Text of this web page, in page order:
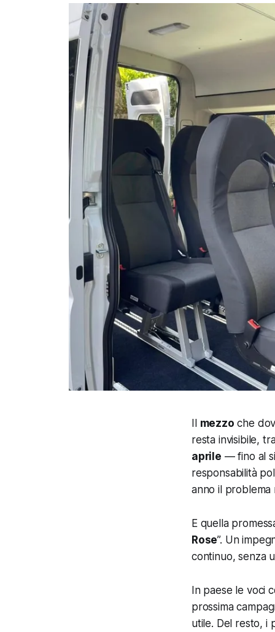
Il mezzo che
resta invisibile,
aprile — fino al
responsabilità
anno il problema
E quella
Rose”. Un
continuo, senza
In paese le voci
prossima
utile. Del resto, i